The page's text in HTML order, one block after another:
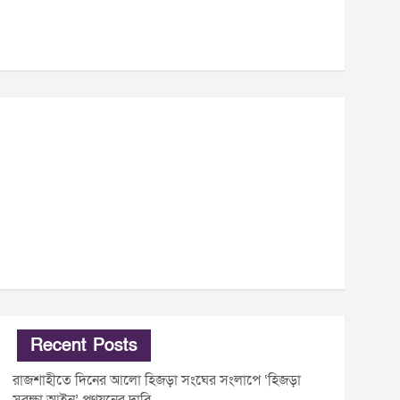
Recent Posts
রাজশাহীতে দিনের আলো হিজড়া সংঘের সংলাপে ‘হিজড়া